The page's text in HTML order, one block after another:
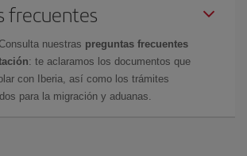
frecuentes
nuestras preguntas frecuentes
: te aclaramos los documentos que
con Iberia, así como los trámites
para la migración y aduanas.